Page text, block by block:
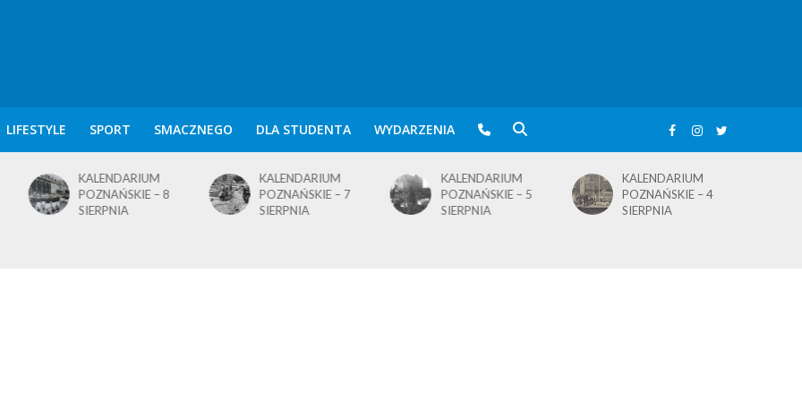
LIFESTYLE SPORT SMACZNEGO DLA STUDENTA WYDARZENIA
KALENDARIUM
POZNAŃSKIE – 8
SIERPNIA
KALENDARIUM
POZNAŃSKIE – 7
SIERPNIA
KALENDARIUM
POZNAŃSKIE – 5
SIERPNIA
KALENDARIUM
POZNAŃSKIE – 4
SIERPNIA